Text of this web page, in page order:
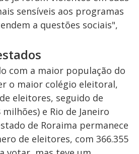
sensíveis aos programas
a questões sociais",
com a maior população do
o maior colégio eleitoral,
eleitores, seguido de
e Rio de Janeiro
de Roraima permanece
de eleitores, com 366.355